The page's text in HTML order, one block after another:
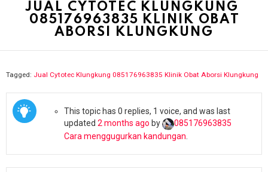
JUAL CYTOTEC KLUNGKUNG ​​
️085176963835​ KLINIK OBAT
ABORSI KLUNGKUNG
Tagged: Jual Cytotec Klungkung ​​️085176963835​ Klinik Obat Aborsi Klungkung
This topic has 0 replies, 1 voice, and was last
updated 2 months ago by
085176963835​
Cara menggugurkan kandungan.